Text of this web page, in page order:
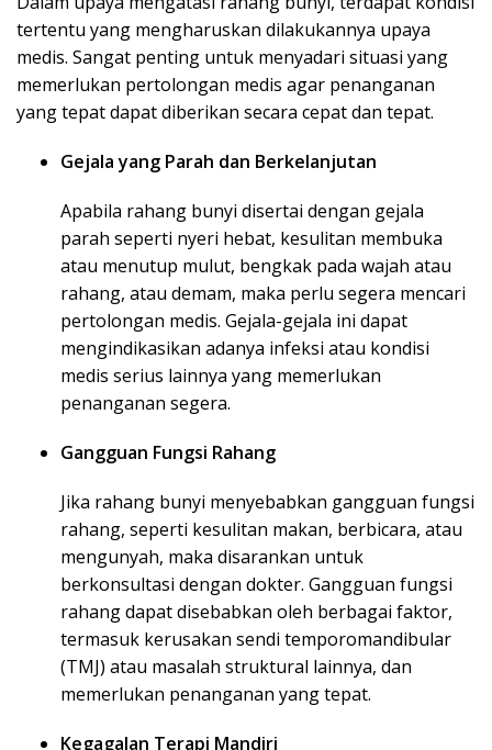
tertentu yang mengharuskan dilakukannya upaya
medis. Sangat penting untuk menyadari situasi yang
memerlukan pertolongan medis agar penanganan
yang tepat dapat diberikan secara cepat dan tepat.
Gejala yang Parah dan Berkelanjutan
Apabila rahang bunyi disertai dengan gejala
parah seperti nyeri hebat, kesulitan membuka
atau menutup mulut, bengkak pada wajah atau
rahang, atau demam, maka perlu segera mencari
pertolongan medis. Gejala-gejala ini dapat
mengindikasikan adanya infeksi atau kondisi
medis serius lainnya yang memerlukan
penanganan segera.
Gangguan Fungsi Rahang
Jika rahang bunyi menyebabkan gangguan fungsi
rahang, seperti kesulitan makan, berbicara, atau
mengunyah, maka disarankan untuk
berkonsultasi dengan dokter. Gangguan fungsi
rahang dapat disebabkan oleh berbagai faktor,
termasuk kerusakan sendi temporomandibular
(TMJ) atau masalah struktural lainnya, dan
memerlukan penanganan yang tepat.
Kegagalan Terapi Mandiri